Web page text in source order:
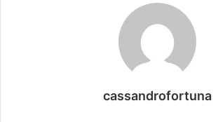
cassandrofortuna